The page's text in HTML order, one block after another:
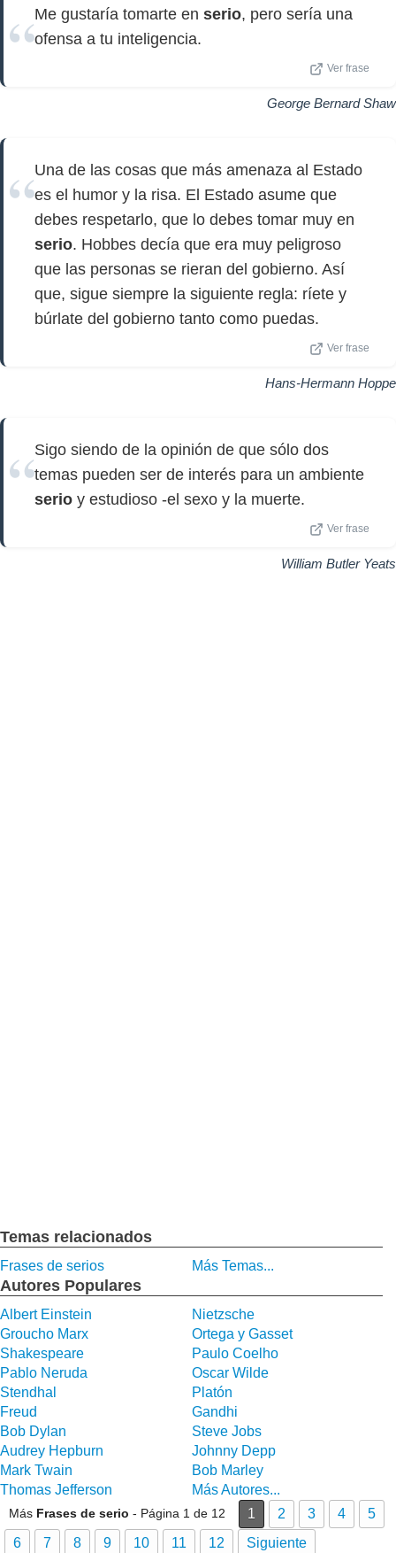
Me gustaría tomarte en serio, pero sería una
ofensa a tu inteligencia.
Ver frase
George Bernard Shaw
Una de las cosas que más amenaza al Estado
es el humor y la risa. El Estado asume que
debes respetarlo, que lo debes tomar muy en
serio. Hobbes decía que era muy peligroso
que las personas se rieran del gobierno. Así
que, sigue siempre la siguiente regla: ríete y
búrlate del gobierno tanto como puedas.
Ver frase
Hans-Hermann Hoppe
Sigo siendo de la opinión de que sólo dos
temas pueden ser de interés para un ambiente
serio y estudioso -el sexo y la muerte.
Ver frase
William Butler Yeats
Temas relacionados
Frases de serios Más Temas...
Autores Populares
Albert Einstein
Nietzsche
Groucho Marx
Ortega y Gasset
Shakespeare
Paulo Coelho
Pablo Neruda
Oscar Wilde
Stendhal
Platón
Freud
Gandhi
Bob Dylan
Steve Jobs
Audrey Hepburn
Johnny Depp
Mark Twain
Bob Marley
Thomas Jefferson
Más Autores...
Más Frases de serio - Página 1 de 12 1 2 3 4
5
6
7 8 9 10 11 12 Siguiente